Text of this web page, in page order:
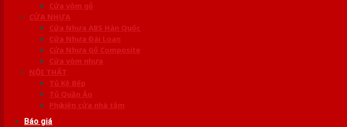
Cửa vòm gỗ
CỬA NHỰA
Cửa Nhựa ABS Hàn Quốc
Cửa Nhựa Đài Loan
Cửa Nhựa Gỗ Composite
Cửa vòm nhựa
NỘI THẤT
Tủ Kệ Bếp
Tủ Quần Áo
Phụ kiện cửa nhà tắm
Báo giá